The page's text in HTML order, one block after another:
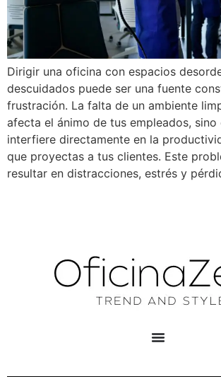
Dirigir una oficina con espacios
descuidados puede ser una fuente
frustración. La falta de un ambiente
afecta el ánimo de tus empleados, sino
interfiere directamente en la
que proyectas a tus clientes. Este
resultar en distracciones, estrés y